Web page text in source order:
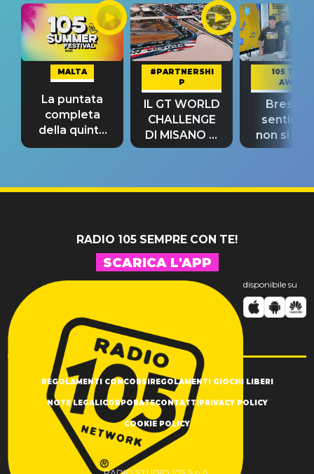
MALTA
La puntata
completa
della quinta
tappa
#PARTNERSHI
P
IL GT WORLD
CHALLENGE
DI MISANO si
riconferma
105 TAKE
AWAY
Bresh:
non si
fino alla
RADIO 105 SEMPRE CON TE!
SCARICA L'APP
disponibile su
REGOLAMENTI CONCORSIREGOLAMENTI GIOCHI LIBERI
NOTE LEGALICORPORATECONTATTIPRIVACY POLICY
COOKIE POLICY